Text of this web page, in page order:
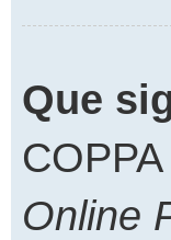
Que
Online